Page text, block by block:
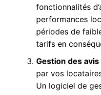
fonctionnalités
performances
périodes de
tarifs en
Gestion des avis
par vos
Un logiciel de